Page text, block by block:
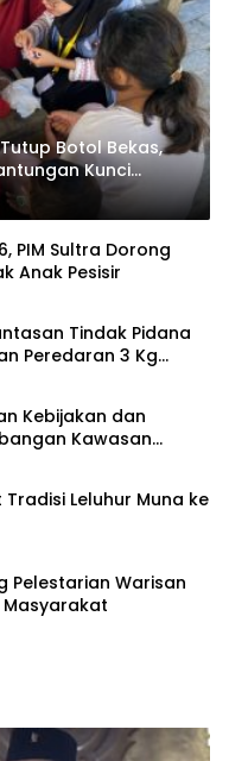
Botol Bekas,
Kunci
PIM Sultra Dorong
Anak Pesisir
Tindak Pidana
Peredaran 3 Kg
Kebijakan dan
Kawasan
Leluhur Muna ke
Pelestarian Warisan
Masyarakat